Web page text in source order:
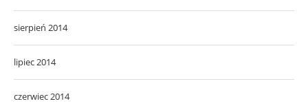
sierpień 2014
lipiec 2014
czerwiec 2014